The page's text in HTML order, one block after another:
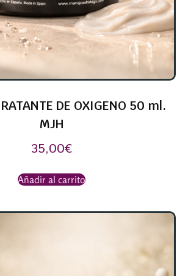
DE OXIGENO 50 ml.
MJH
35,00€
Añadir al carrito